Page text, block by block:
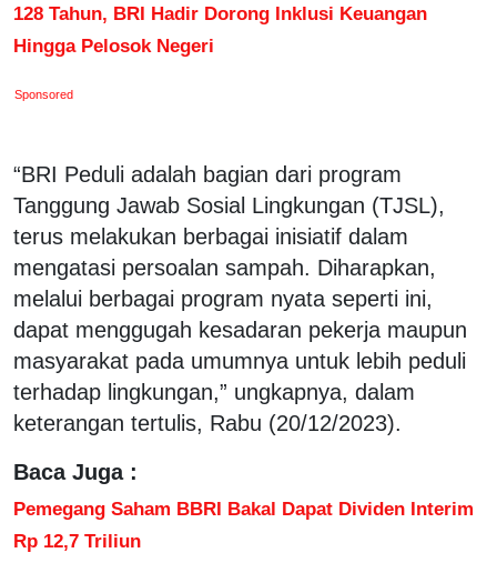
128 Tahun, BRI Hadir Dorong Inklusi Keuangan
Hingga Pelosok Negeri
Sponsored
“BRI Peduli adalah bagian dari program
Tanggung Jawab Sosial Lingkungan (TJSL),
terus melakukan berbagai inisiatif dalam
mengatasi persoalan sampah. Diharapkan,
melalui berbagai program nyata seperti ini,
dapat menggugah kesadaran pekerja maupun
masyarakat pada umumnya untuk lebih peduli
terhadap lingkungan,” ungkapnya, dalam
keterangan tertulis, Rabu (20/12/2023).
Baca Juga :
Pemegang Saham BBRI Bakal Dapat Dividen Interim
Rp 12,7 Triliun